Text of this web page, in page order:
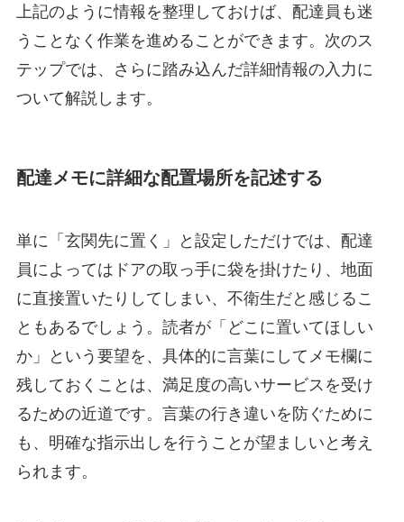
上記のように情報を整理しておけば、配達員も迷
うことなく作業を進めることができます。次のス
テップでは、さらに踏み込んだ詳細情報の入力に
ついて解説します。
配達メモに詳細な配置場所を記述する
単に「玄関先に置く」と設定しただけでは、配達
員によってはドアの取っ手に袋を掛けたり、地面
に直接置いたりしてしまい、不衛生だと感じるこ
ともあるでしょう。読者が「どこに置いてほしい
か」という要望を、具体的に言葉にしてメモ欄に
残しておくことは、満足度の高いサービスを受け
るための近道です。言葉の行き違いを防ぐために
も、明確な指示出しを行うことが望ましいと考え
られます。